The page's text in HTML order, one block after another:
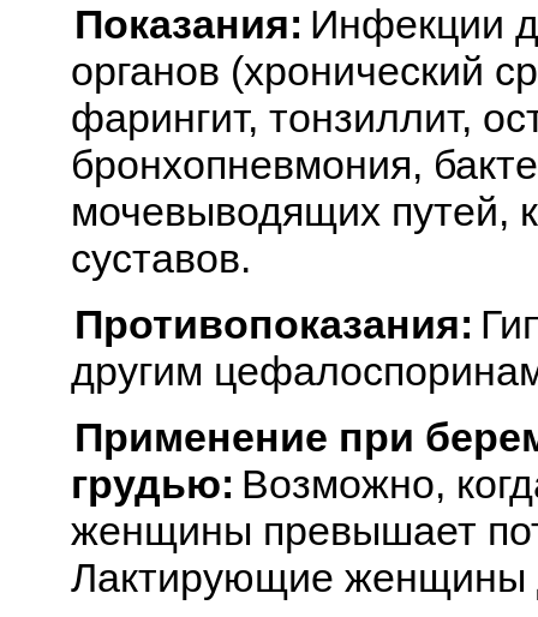
Показания: Инфекции
органов (хронический
фарингит, тонзиллит,
бронхопневмония,
мочевыводящих путей,
суставов.
Противопоказания:
другим
Применение при
грудью: Возможно,
женщины превышает
Лактирующие женщины